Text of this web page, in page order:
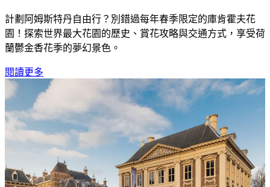
計劃阿姆斯特丹自由行？別錯過每年春季限定的庫肯霍夫花
園！探索世界最大花園的歷史、賞花攻略與交通方式，享受荷
蘭鬱金香花季的夢幻景色。
閱讀更多